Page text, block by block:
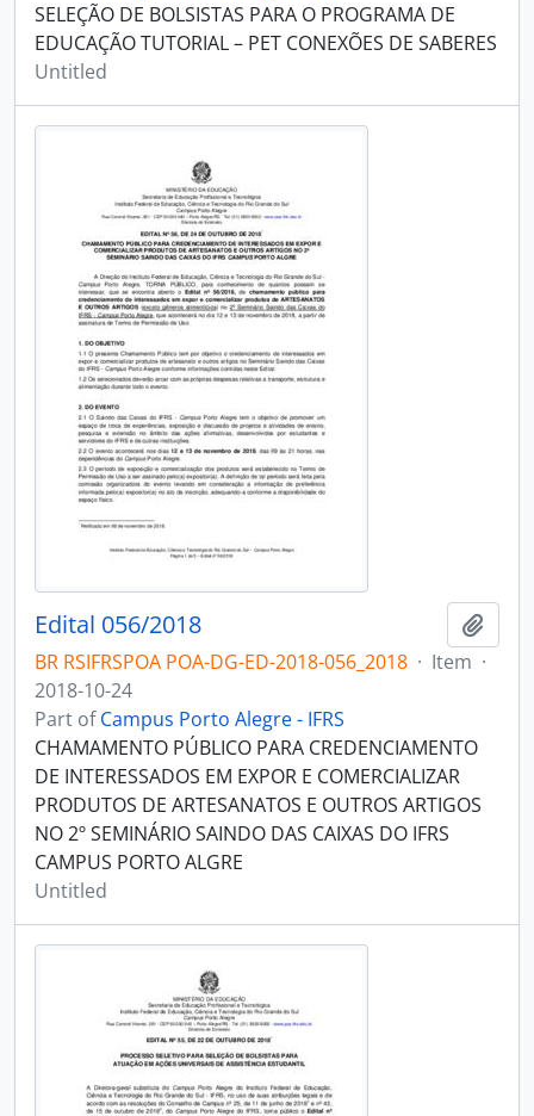
SELEÇÃO DE BOLSISTAS PARA O PROGRAMA DE
EDUCAÇÃO TUTORIAL – PET CONEXÕES DE SABERES
Untitled
Edital 056/2018
BR RSIFRSPOA POA-DG-ED-2018-056_2018 · Item ·
2018-10-24
Part ofCampus Porto Alegre - IFRS
CHAMAMENTO PÚBLICO PARA CREDENCIAMENTO
DE INTERESSADOS EM EXPOR E COMERCIALIZAR
PRODUTOS DE ARTESANATOS E OUTROS ARTIGOS
NO 2º SEMINÁRIO SAINDO DAS CAIXAS DO IFRS
CAMPUS PORTO ALGRE
Untitled